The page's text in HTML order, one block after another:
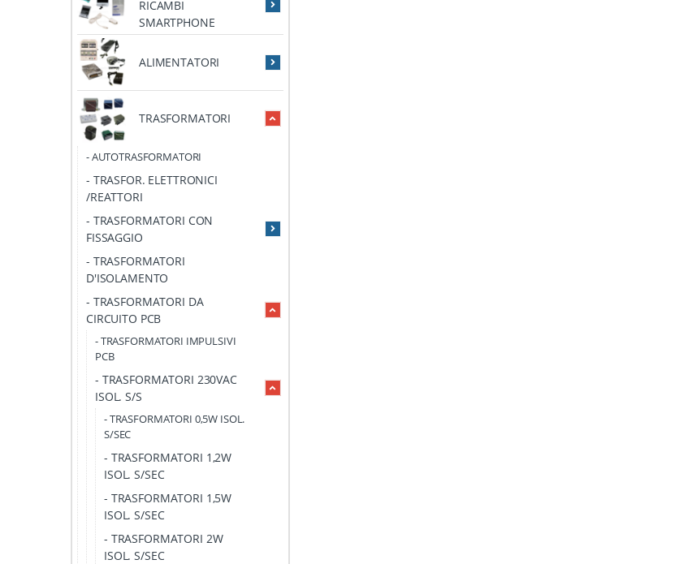
RICAMBI
SMARTPHONE
ALIMENTATORI
TRASFORMATORI
- AUTOTRASFORMATORI
- TRASFOR. ELETTRONICI
/REATTORI
- TRASFORMATORI CON
FISSAGGIO
- TRASFORMATORI
D'ISOLAMENTO
- TRASFORMATORI DA
CIRCUITO PCB
- TRASFORMATORI IMPULSIVI
PCB
- TRASFORMATORI 230VAC
ISOL. S/S
- TRASFORMATORI 0,5W ISOL.
S/SEC
- TRASFORMATORI 1,2W
ISOL. S/SEC
- TRASFORMATORI 1,5W
ISOL. S/SEC
- TRASFORMATORI 2W
ISOL. S/SEC